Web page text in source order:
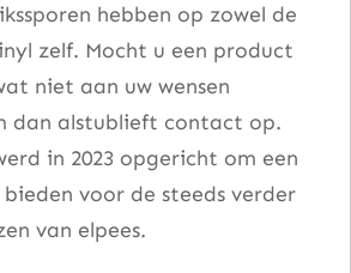
hebben op zowel de
zelf. Mocht u een product
niet aan uw wensen
dan alstublieft contact op.
in 2023 opgericht om een
voor de steeds verder
van elpees.